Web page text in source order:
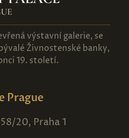
výstavní galerie, se
Živnostenské banky,
19. století.
Prague
20, Praha 1